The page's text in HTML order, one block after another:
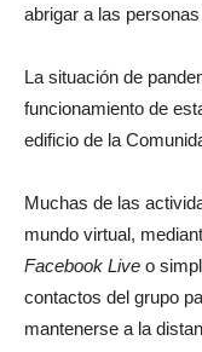
abrigar a las
La situación de
funcionamiento de
edificio de la
Muchas de las
mundo virtual,
Facebook Live o
contactos del grupo
mantenerse a la